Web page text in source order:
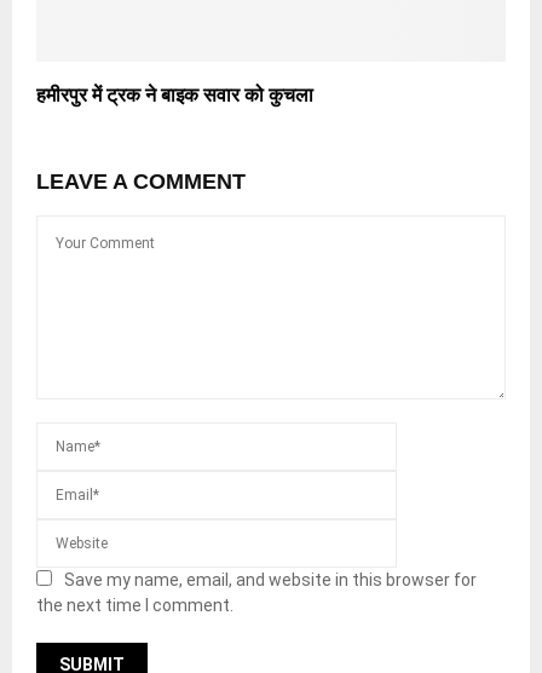
हमीरपुर में ट्रक ने बाइक सवार को कुचला
LEAVE A COMMENT
Save my name, email, and website in this browser for
the next time I comment.